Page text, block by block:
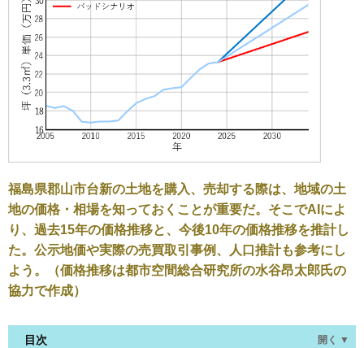
福島県郡山市台新の土地を購入、売却する際は、地域の土
地の価格・相場を知っておくことが重要だ。そこでAIによ
り、過去15年の価格推移と、今後10年の価格推移を推計し
た。公示地価や実際の売買取引事例、人口推計も参考にし
よう。（価格推移は都市空間総合研究所の水谷昂太郎氏の
協力で作成）
目次 開く ▼